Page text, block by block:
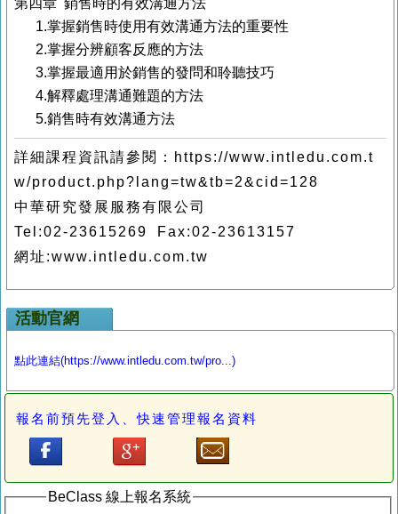
第四章 銷售時的有效溝通方法
1.掌握銷售時使用有效溝通方法的重要性
2.掌握分辨顧客反應的方法
3.掌握最適用於銷售的發問和聆聽技巧
4.解釋處理溝通難題的方法
5.銷售時有效溝通方法
詳細課程資訊請參閱：https://www.intledu.com.t
w/product.php?lang=tw&tb=2&cid=128
中華研究發展服務有限公司
Tel:02-23615269 Fax:02-23613157
網址:www.intledu.com.tw
活動官網
點此連結(https://www.intledu.com.tw/pro...)
報名前預先登入、快速管理報名資料
BeClass 線上報名系統